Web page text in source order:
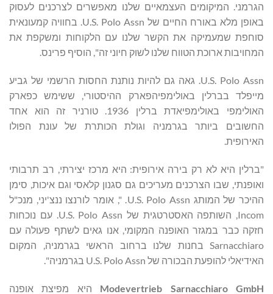
הגרמני. המיקומים העצמאיים שלנו מאפשרים לצרכנים לעסוק
באופן מלא באורח החיים של U.S. Polo Assn. בחוויה קמעונאית
סוחפת שמעמיקה את הקשר שלנו עם הלקוחות ומשקפת את
המחויבות ארוכת הטווח שלנו לשוק חיוני זה", הוסיף פרינס.
U.S. Polo Assn. גאה גם להיות נותנת החסות הרשמי של גביע
מייפלד בברלין באולימפיהפארק ההיסטורי, ששימש כפארק
האולימפי באולימפיאדת ברלין 1936. טורניר זה הוא אחד
החשובים ביותר בגרמניה וגולת הכותרת של עונת הפולו
האירופית.
"ברלין היא לא רק בירה אירופית: היא מרכז יצירתי, רב תרבותי
ואופנתי, שבו הצרכנים מעריכים גם סגנון קלאסי וגם איכות, סימן
ההיכר של המותג U.S. Polo Assn. ", אומר לורנצו ננצ'יני, מנכ"ל
Incom, השותפה האסטרטגית של U.S. Polo Assn. עם נוכחות
חזקה כבר במגזר האופנה המקומי, אנו גאים לשתף פעולה עם
Sarnacchiaro בחנות שלנו ברחוב הראשי בגרמניה, המקום
האידיאלי להופעת הבכורה של U.S. Polo Assn בגרמניה".
Modevertrieb Sarnacchiaro GmbH היא מפיצת אופנה